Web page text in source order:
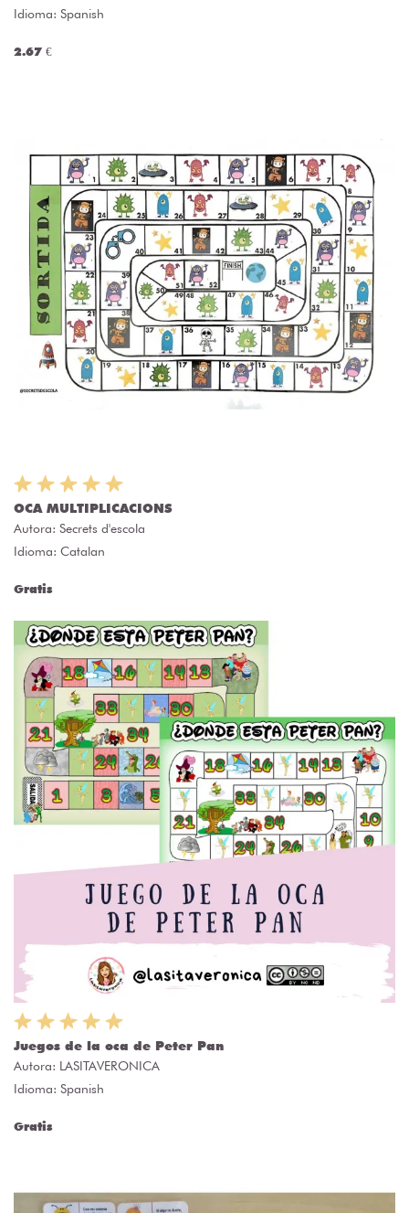
Idioma: Spanish
2.67 €
OCA MULTIPLICACIONS
Autora: Secrets d'escola
Idioma: Catalan
Gratis
Juegos de la oca de Peter Pan
Autora: LASITAVERONICA
Idioma: Spanish
Gratis